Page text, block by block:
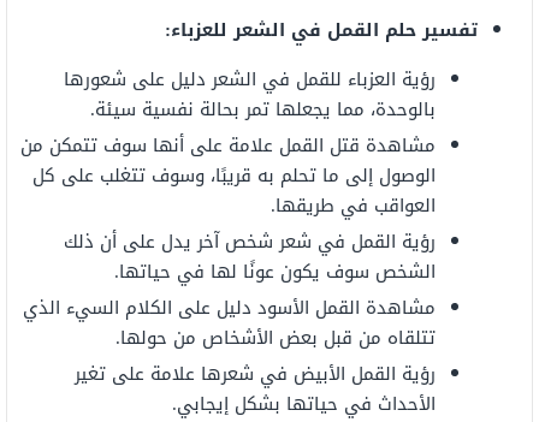
تفسير حلم القمل في الشعر للعزباء:
رؤية العزباء للقمل في الشعر دليل على شعورها
بالوحدة، مما يجعلها تمر بحالة نفسية سيئة.
مشاهدة قتل القمل علامة على أنها سوف تتمكن من
الوصول إلى ما تحلم به قريبًا، وسوف تتغلب على كل
العواقب في طريقها.
رؤية القمل في شعر شخص آخر يدل على أن ذلك
الشخص سوف يكون عونًا لها في حياتها.
مشاهدة القمل الأسود دليل على الكلام السيء الذي
تتلقاه من قبل بعض الأشخاص من حولها.
رؤية القمل الأبيض في شعرها علامة على تغير
الأحداث في حياتها بشكل إيجابي.